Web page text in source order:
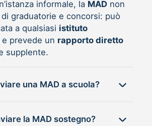
informale, la MADnon
graduatorie e concorsi: può
a qualsiasi istituto
prevede un rapporto diretto
supplente.
Chi può inviare una MAD a scuola?
la MAD sostegno?